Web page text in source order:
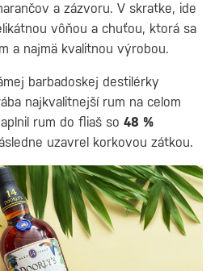
a zázvoru. V skratke, ide
vôňou a chuťou, ktorá sa
a najmä kvalitnou výrobou.
barbadoskej destilérky
najkvalitnejší rum na celom
rum do fliaš so 48 %
uzavrel korkovou zátkou.